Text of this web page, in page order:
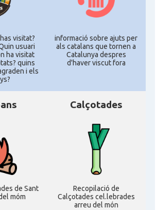
visitat?
usuari
ha visitat
quins
i els
informació sobre ajuts per
als catalans que tornen a
Catalunya despres
d'haver viscut fora
de Sant
móm
Calçotades
Recopilació de
Calçotades cel.lebrades
arreu del món